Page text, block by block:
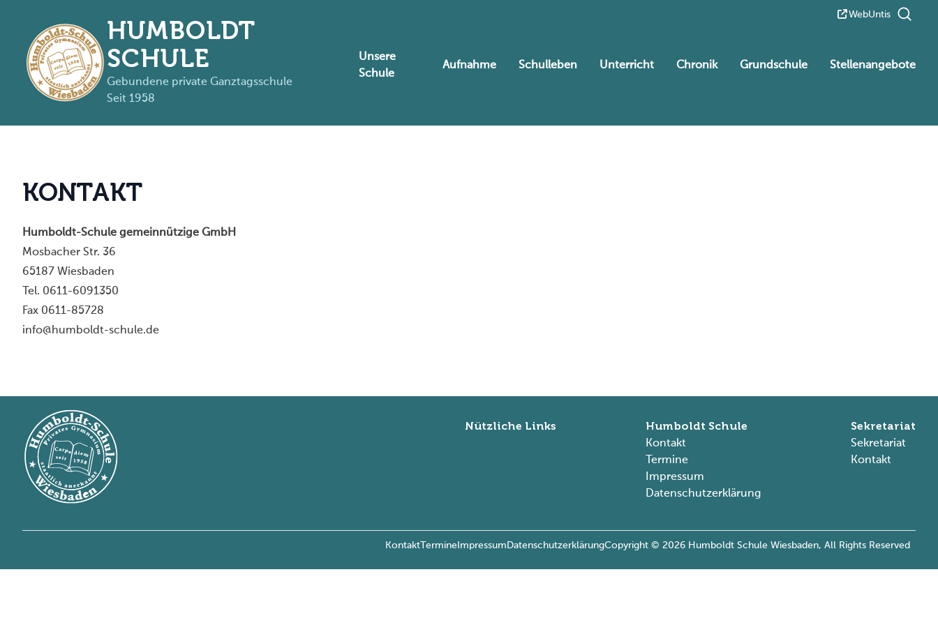
WebUntis
HUMBOLDT
SCHULE
Gebundene private Ganztagsschule
Seit 1958
Unsere
Schule
Aufnahme Schulleben Unterricht Chronik Grundschule Stellenangebote
KONTAKT
Humboldt-Schule gemeinnützige GmbH
Mosbacher Str. 36
65187 Wiesbaden
Tel. 0611-6091350
Fax 0611-85728
info@humboldt-schule.de
Nützliche Links
Humboldt Schule
Kontakt
Termine
Impressum
Datenschutzerklärung
Sekretariat
Sekretariat
Kontakt
Kontakt Termine Impressum DatenschutzerklärungCopyright © 2026 Humboldt Schule Wiesbaden, All Rights Reserved